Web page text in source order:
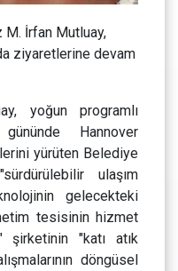
M. İrfan Mutluay,
ziyaretlerine devam
yoğun programlı
Hannover
yürüten Belediye
ulaşım
gelecekteki
tesisinin hizmet
"katı atık
döngüsel